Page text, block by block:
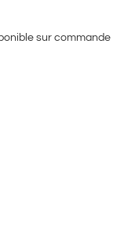
sur commande